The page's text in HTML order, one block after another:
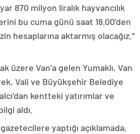
870 milyon liralık hayvancılık
bu cuma günü saat 18.00’den
hesaplarına aktarmış olacağız.”
üzere Van’a gelen Yumaklı, Van
Vali ve Büyükşehir Belediye
kentteki yatırımlar ve
aldı.
yaptığı açıklamada,